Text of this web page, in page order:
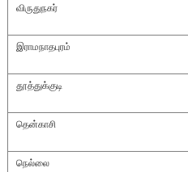
விருதுநகர்
இராமநாதபுரம்
தூத்துக்குடி
தென்காசி
நெல்லை